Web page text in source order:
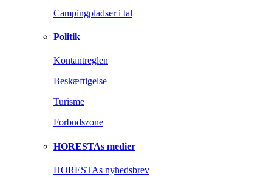
Campingpladser i tal
Politik
Kontantreglen
Beskæftigelse
Turisme
Forbudszone
HORESTAs medier
HORESTAs nyhedsbrev